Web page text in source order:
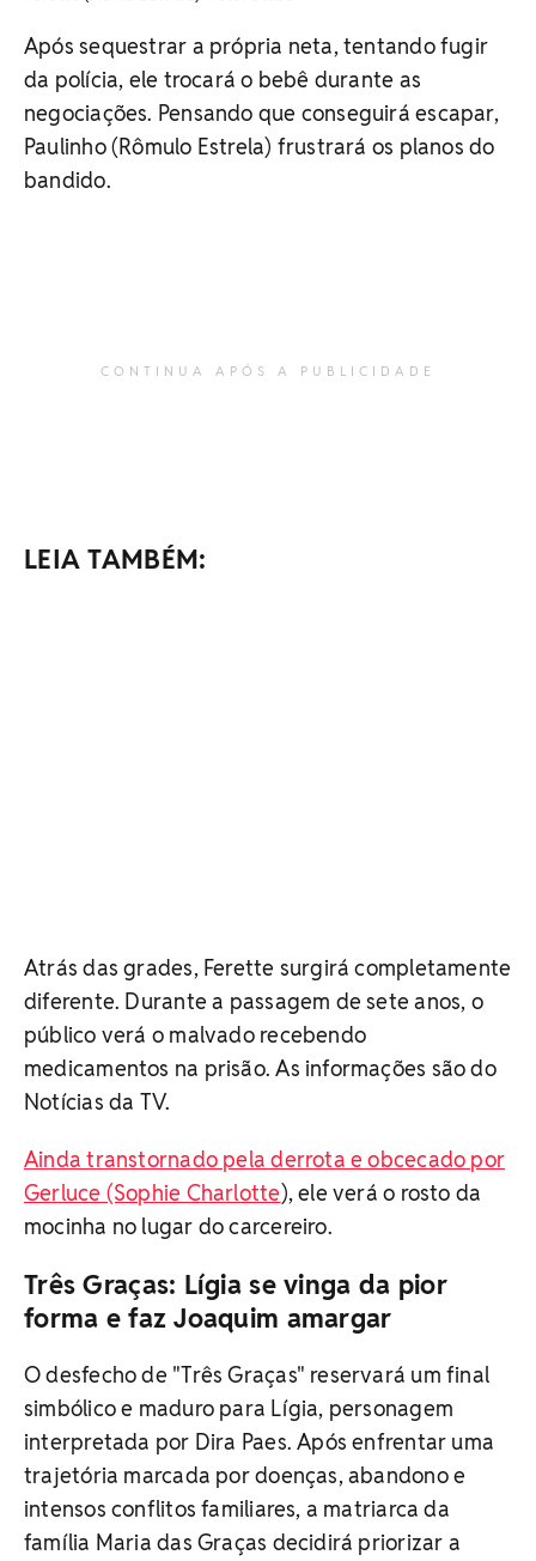
Após sequestrar a própria neta, tentando fugir
da polícia, ele trocará o bebê durante as
negociações. Pensando que conseguirá escapar,
Paulinho (Rômulo Estrela) frustrará os planos do
bandido.
CONTINUA APÓS A PUBLICIDADE
LEIA TAMBÉM:
Atrás das grades, Ferette surgirá completamente
diferente. Durante a passagem de sete anos, o
público verá o malvado recebendo
medicamentos na prisão. As informações são do
Notícias da TV.
Ainda transtornado pela derrota e obcecado por
Gerluce (Sophie Charlotte), ele verá o rosto da
mocinha no lugar do carcereiro.
Três Graças: Lígia se vinga da pior
forma e faz Joaquim amargar
O desfecho de "Três Graças" reservará um final
simbólico e maduro para Lígia, personagem
interpretada por Dira Paes. Após enfrentar uma
trajetória marcada por doenças, abandono e
intensos conflitos familiares, a matriarca da
família Maria das Graças decidirá priorizar a